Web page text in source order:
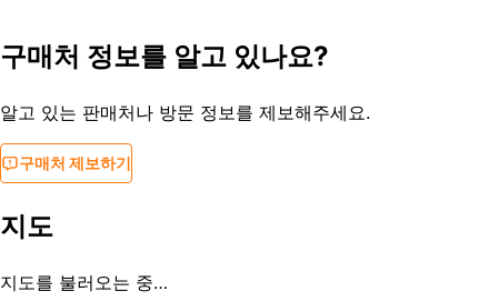
구매처 정보를 알고 있나요?
알고 있는 판매처나 방문 정보를 제보해주세요.
구매처 제보하기
지도
지도를 불러오는 중…